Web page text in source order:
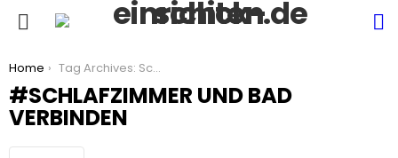
You are here:
Home Tag Archives: Schlafzimmer und Bad verbinden
SCHLAFZIMMER UND BAD
VERBINDEN